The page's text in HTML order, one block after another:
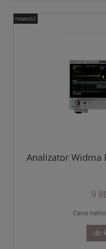
Analizator Widma
9
Cena
do
nowość